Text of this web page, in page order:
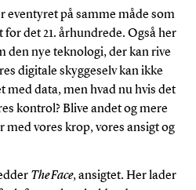
eventyret på samme måde som
det 21. århundrede. Også her
den nye teknologi, der kan rive
digitale skyggeselv kan ikke
med data, men hvad nu hvis det
kontrol? Blive andet og mere
med vores krop, vores ansigt og
The Face, ansigtet. Her lader